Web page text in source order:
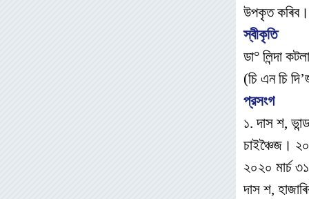
উপকৃত কৰিব।
স্বীকৃতি
ডা° লিন্দা
(চি এন চি
প্রসংগ
১. দাস শ,
চাইঞ্চৈজ।
২০২০ মার্চ
দাস শ,